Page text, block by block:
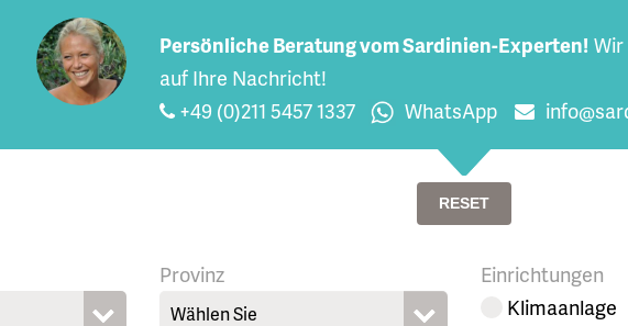
Persönliche Beratung vom Sardinien-Experten!
auf Ihre Nachricht!
+49 (0)211 5457 1337
WhatsApp
RESET
Provinz
Wählen Sie
Einrichtungen
Klimaanlage